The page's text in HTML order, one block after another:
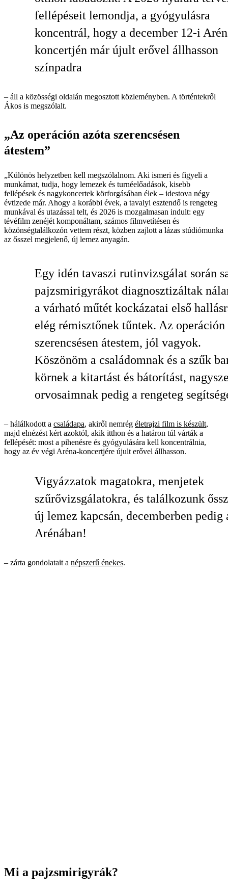
fellépéseit lemondja, a gyógyulásra
koncentrál, hogy a december 12-i
koncertjén már újult erővel állhasson
színpadra
– áll a közösségi oldalán megosztott közleményben. A történtekről
Ákos is megszólalt.
„Az operáción azóta szerencsésen
átestem”
„Különös helyzetben kell megszólalnom. Aki ismeri és figyeli a
munkámat, tudja, hogy lemezek és turnéelőadások, kisebb
fellépések és nagykoncertek körforgásában élek – idestova négy
évtizede már. Ahogy a korábbi évek, a tavalyi esztendő is rengeteg
munkával és utazással telt, és 2026 is mozgalmasan indult: egy
tévéfilm zenéjét komponáltam, számos filmvetítésen és
közönségtalálkozón vettem részt, közben zajlott a lázas stúdiómunka
az ősszel megjelenő, új lemez anyagán.
Egy idén tavaszi rutinvizsgálat során
pajzsmirigyrákot diagnosztizáltak
a várható műtét kockázatai első
elég rémisztőnek tűntek. Az operáción
szerencsésen átestem, jól vagyok.
Köszönöm a családomnak és a szűk
körnek a kitartást és bátorítást,
orvosaimnak pedig a rengeteg
– hálálkodott a családapa, akiről nemrég életrajzi film is készült,
majd elnézést kért azoktól, akik itthon és a határon túl várták a
fellépését: most a pihenésre és gyógyulására kell koncentrálnia,
hogy az év végi Aréna-koncertjére újult erővel állhasson.
Vigyázzatok magatokra, menjetek
szűrővizsgálatokra, és találkozunk
új lemez kapcsán, decemberben pedig
Arénában!
– zárta gondolatait a népszerű énekes.
Mi a pajzsmirigyrák?